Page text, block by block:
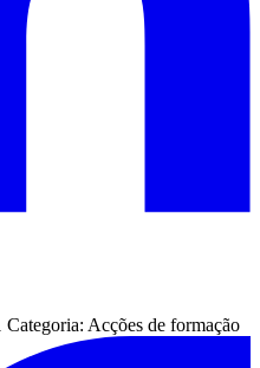
Categoria: Acções de formação